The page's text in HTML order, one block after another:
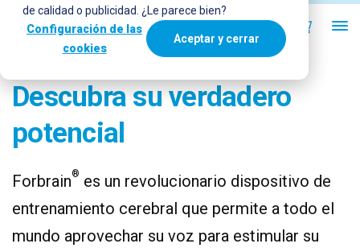
de calidad o publicidad. ¿Le parece bien?
Configuración de las
cookies
Aceptar y cerrar
Descubra su verdadero
potencial
Forbrain® es un revolucionario dispositivo de
entrenamiento cerebral que permite a todo el
mundo aprovechar su voz para estimular su